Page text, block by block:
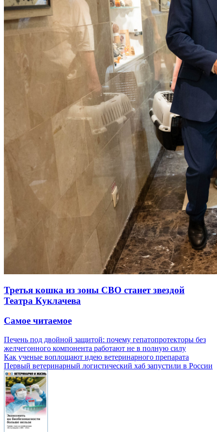
Третья кошка из зоны СВО станет звездой
Театра Куклачева
Самое читаемое
Печень под двойной защитой: почему гепатопротекторы без
желчегонного компонента работают не в полную силу
Как ученые воплощают идею ветеринарного препарата
Первый ветеринарный логистический хаб запустили в России